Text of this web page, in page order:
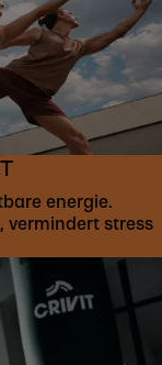
energie.
vermindert stress